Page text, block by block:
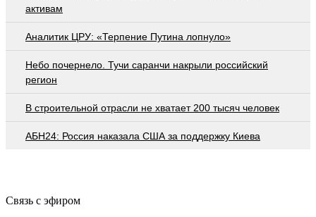
активам
Аналитик ЦРУ: «Терпение Путина лопнуло»
Небо почернело. Тучи саранчи накрыли российский
регион
В строительной отрасли не хватает 200 тысяч человек
АБН24: Россия наказала США за поддержку Киева
Связь с эфиром